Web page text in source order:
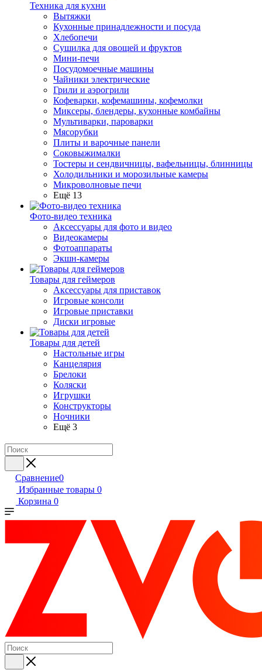
Техника для кухни
Вытяжки
Кухонные принадлежности и посуда
Хлебопечи
Сушилка для овощей и фруктов
Мини-печи
Посудомоечные машины
Чайники электрические
Грили и аэрогрили
Кофеварки, кофемашины, кофемолки
Миксеры, блендеры, кухонные комбайны
Мультиварки, пароварки
Мясорубки
Плиты и варочные панели
Соковыжималки
Тостеры и сендвичницы, вафельницы, блинницы
Холодильники и морозильные камеры
Микроволновые печи
Ещё 13
Фото-видео техника
Аксессуары для фото и видео
Видеокамеры
Фотоаппараты
Экшн-камеры
Товары для геймеров
Аксессуары для приставок
Игровые консоли
Игровые приставки
Диски игровые
Товары для детей
Настольные игры
Канцелярия
Брелоки
Коляски
Игрушки
Конструкторы
Ночники
Ещё 3
Сравнение0
Избранные товары 0
Корзина 0